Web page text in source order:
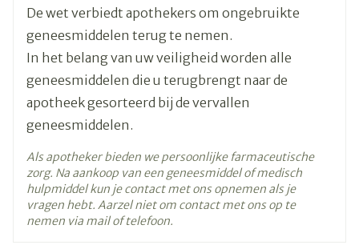
Actieve
Ingrediënten
tiotropium bromide
Behoud
Kamertemperatuur (15°C -
25°C)
De wet verbiedt apothekers om ongebruikte
geneesmiddelen terug te nemen.
In het belang van uw veiligheid worden alle
geneesmiddelen die u terugbrengt naar de
apotheek gesorteerd bij de vervallen
geneesmiddelen.
Als apotheker bieden we persoonlijke farmaceutische
zorg. Na aankoop van een geneesmiddel of medisch
hulpmiddel kun je contact met ons opnemen als je
vragen hebt. Aarzel niet om contact met ons op te
nemen via mail of telefoon.